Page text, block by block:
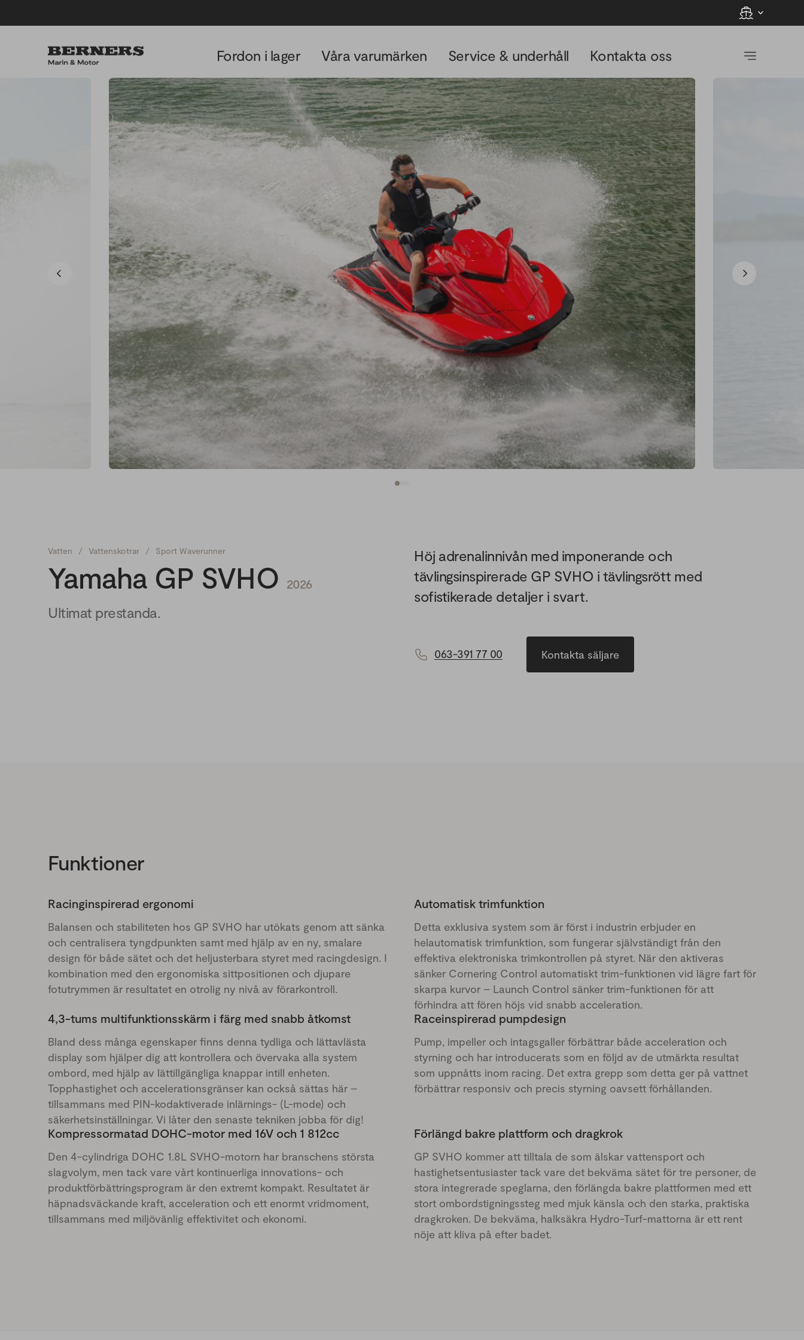
Fordon i lager Våra varumärken Service & underhåll Kontakta oss
Vatten / Vattenskotrar / Sport Waverunner
Yamaha GP SVHO 2026
Ultimat prestanda.
Höj adrenalinnivån med imponerande och
tävlingsinspirerade GP SVHO i tävlingsrött med
sofistikerade detaljer i svart.
063-391 77 00 Kontakta säljare
Funktioner
Racinginspirerad ergonomi
Balansen och stabiliteten hos GP SVHO har utökats genom att sänka
och centralisera tyngdpunkten samt med hjälp av en ny, smalare
design för både sätet och det heljusterbara styret med racingdesign. I
kombination med den ergonomiska sittpositionen och djupare
fotutrymmen är resultatet en otrolig ny nivå av förarkontroll.
Automatisk trimfunktion
Detta exklusiva system som är först i industrin erbjuder en
helautomatisk trimfunktion, som fungerar självständigt från den
effektiva elektroniska trimkontrollen på styret. När den aktiveras
sänker Cornering Control automatiskt trim-funktionen vid lägre fart för
skarpa kurvor – Launch Control sänker trim-funktionen för att
förhindra att fören höjs vid snabb acceleration.
4,3-tums multifunktionsskärm i färg med snabb åtkomst
Bland dess många egenskaper finns denna tydliga och lättavlästa
display som hjälper dig att kontrollera och övervaka alla system
ombord, med hjälp av lättillgängliga knappar intill enheten.
Topphastighet och accelerationsgränser kan också sättas här –
tillsammans med PIN-kodaktiverade inlärnings- (L-mode) och
säkerhetsinställningar. Vi låter den senaste tekniken jobba för dig!
Raceinspirerad pumpdesign
Pump, impeller och intagsgaller förbättrar både acceleration och
styrning och har introducerats som en följd av de utmärkta resultat
som uppnåtts inom racing. Det extra grepp som detta ger på vattnet
förbättrar responsiv och precis styrning oavsett förhållanden.
Kompressormatad DOHC-motor med 16V och 1 812cc
Den 4-cylindriga DOHC 1.8L SVHO-motorn har branschens största
slagvolym, men tack vare vårt kontinuerliga innovations- och
produktförbättringsprogram är den extremt kompakt. Resultatet är
häpnadsväckande kraft, acceleration och ett enormt vridmoment,
tillsammans med miljövänlig effektivitet och ekonomi.
Förlängd bakre plattform och dragkrok
GP SVHO kommer att tilltala de som älskar vattensport och
hastighetsentusiaster tack vare det bekväma sätet för tre personer, de
stora integrerade speglarna, den förlängda bakre plattformen med ett
stort ombordstigningssteg med mjuk känsla och den starka, praktiska
dragkroken. De bekväma, halksäkra Hydro-Turf-mattorna är ett rent
nöje att kliva på efter badet.